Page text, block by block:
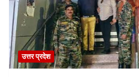
उत्तर प्रदेश